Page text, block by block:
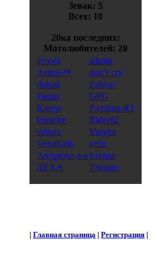
Зевак: 5
Всех: 10
20ка последних:
Мотолюбителей: 20
acoola
admin
Astron™
don`t cry
dukati
Edison
Fazan
GPG
Kasyu
P-redato-R1
Porsche
Rider82
sidnax
Vasyka
VovaKrik
zefir
Андрюха-а-акотяра
ЛЁХА
Тигран
| Главная страница | Регистрация |